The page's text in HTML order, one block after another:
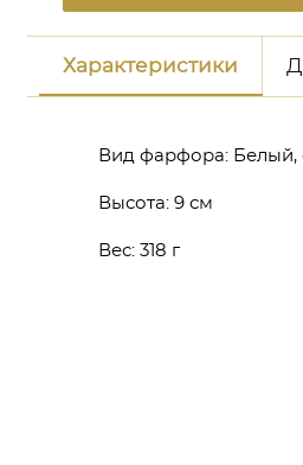
Характеристики
Вид фарфора: Белый,
Высота: 9 см
Вес: 318 г